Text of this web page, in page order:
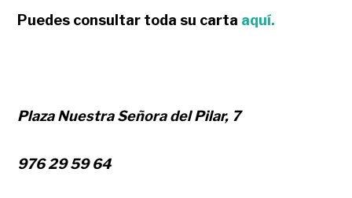
Puedes consultar toda su carta aquí.
Plaza Nuestra Señora del Pilar, 7
976 29 59 64